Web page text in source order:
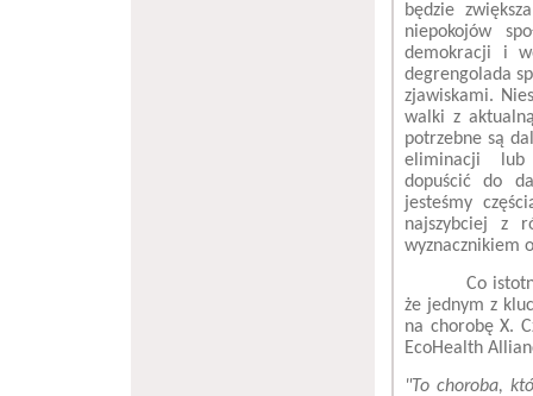
będzie
niepokojów
demokracji i
degrengolada
zjawiskami.
walki z
potrzebne są
eliminacji lub
dopuścić do
jesteśmy
najszybciej z
wyznacznikiem
Co istotne,
że jednym z
na chorobę X.
EcoHealth
"To choroba,